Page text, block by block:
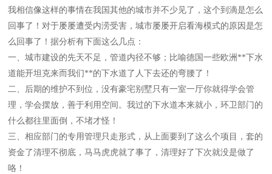
我相信像这样的事情在我国其他的城市并不少见了，这个到滴是怎么
回事了！对于屡屡遭受内涝受害，城市屡屡开启看海模式的原因是怎
么回事了！据分析有下面这么几点：
一、城市建设的先天不足，管道内径不够；比喻德国一些欧洲**下水
道能开坦克来而我们**的下水道了人下去还的弯腰了！
二、 后期的维护不到位，没有豪宅别墅只有一室一厅你就得学会管
理，学会摆放，善于利用空间。我过的下水道本来就小，环卫部门的
什么都往里面倒，不堵才怪！
三、相应部门的专用管理只走形式，从上面要到了这么个项目，套的
资金了清理不彻底，马马虎虎就了事了，清理好了下次就没是做了
咯！